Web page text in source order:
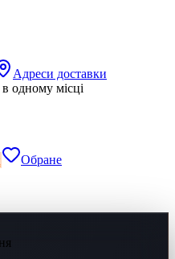
Адреси доставки
одному місці
Обране